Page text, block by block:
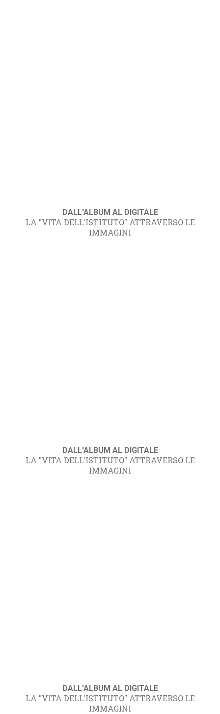
DALL'ALBUM AL DIGITALE
LA "VITA DELL'ISTITUTO" ATTRAVERSO LE
IMMAGINI
DALL'ALBUM AL DIGITALE
LA "VITA DELL'ISTITUTO" ATTRAVERSO LE
IMMAGINI
DALL'ALBUM AL DIGITALE
LA "VITA DELL'ISTITUTO" ATTRAVERSO LE
IMMAGINI